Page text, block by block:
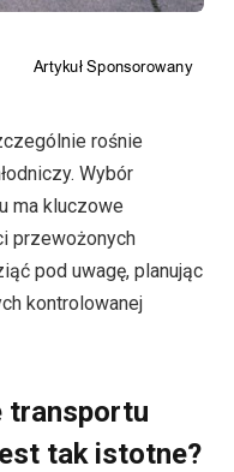
rośnie
Wybór
ma kluczowe
przewożonych
pod uwagę, planując
kontrolowanej
transportu
tak istotne?